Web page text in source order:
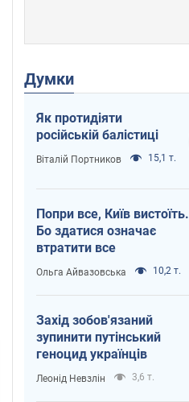
Думки
Як протидіяти
російській балістиці
Віталій Портников 15,1 т.
Попри все, Київ вистоїть.
Бо здатися означає
втратити все
Ольга Айвазовська 10,2 т.
Захід зобов'язаний
зупинити путінський
геноцид українців
Леонід Невзлін 3,6 т.